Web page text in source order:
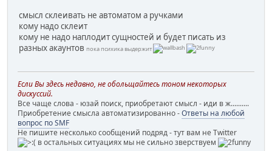
смысл склеивать не автоматом а ручками
кому надо склеит
кому не надо наплодит сущностей и будет писать из
разных акаунтов пока психика выдержит
Если Вы здесь недавно, не обольщайтесь тоном некоторых
дискуссий.
Все чаще слова - юзай поиск, приобретают смысл - иди в ж..........
Приобретение смысла автоматизированно -Ответы на любой
вопрос по SMF
Не пишите несколько сообщений подряд - тут вам не Twitter
в остальных ситуациях мы не сильно зверствуем